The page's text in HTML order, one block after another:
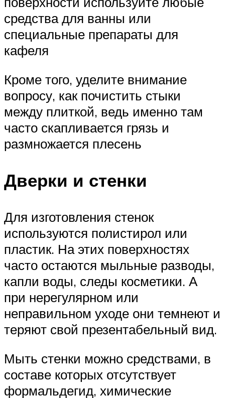
средства для ванны или
специальные препараты для
кафеля
Кроме того, уделите внимание
вопросу, как почистить стыки
между плиткой, ведь именно там
часто скапливается грязь и
размножается плесень
Дверки и стенки
Для изготовления стенок
используются полистирол или
пластик. На этих поверхностях
часто остаются мыльные разводы,
капли воды, следы косметики. А
при нерегулярном или
неправильном уходе они темнеют и
теряют свой презентабельный вид.
Мыть стенки можно средствами, в
составе которых отсутствует
формальдегид, химические